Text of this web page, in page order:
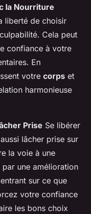
la Nourriture
liberté de choisir
Cela peut
confiance à votre
En
votre corps et
harmonieuse
Prise Se libérer
lâcher prise sur
la voie à une
une amélioration
sur ce que
votre confiance
les bons choix